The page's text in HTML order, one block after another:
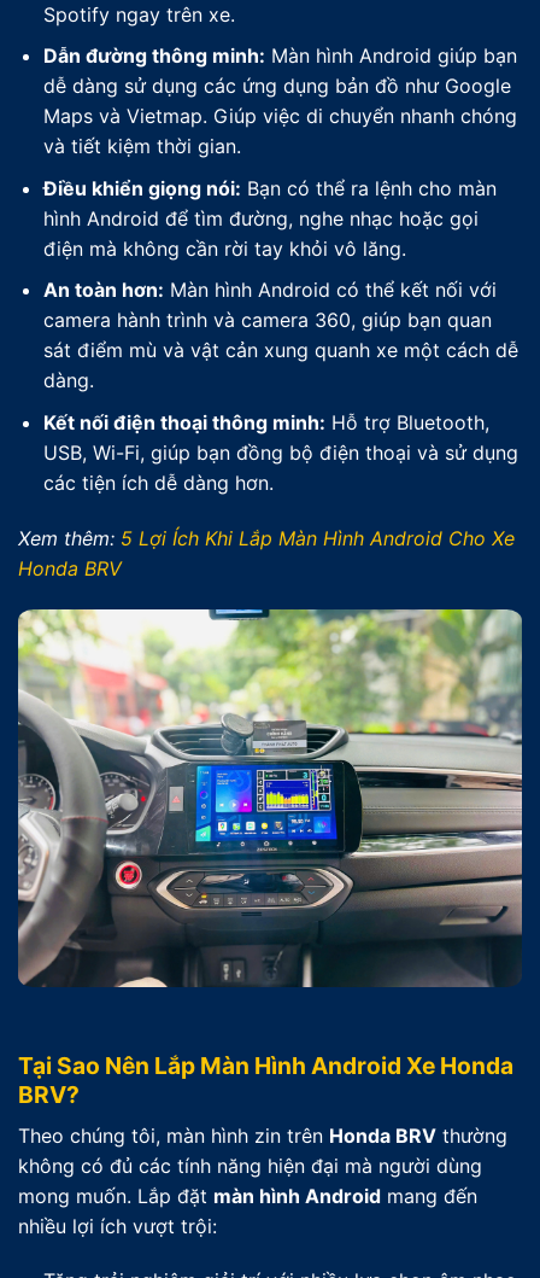
Spotify ngay trên xe.
Dẫn đường thông minh: Màn hình Android giúp bạn
dễ dàng sử dụng các ứng dụng bản đồ như Google
Maps và Vietmap. Giúp việc di chuyển nhanh chóng
và tiết kiệm thời gian.
Điều khiển giọng nói: Bạn có thể ra lệnh cho màn
hình Android để tìm đường, nghe nhạc hoặc gọi
điện mà không cần rời tay khỏi vô lăng.
An toàn hơn: Màn hình Android có thể kết nối với
camera hành trình và camera 360, giúp bạn quan
sát điểm mù và vật cản xung quanh xe một cách dễ
dàng.
Kết nối điện thoại thông minh: Hỗ trợ Bluetooth,
USB, Wi-Fi, giúp bạn đồng bộ điện thoại và sử dụng
các tiện ích dễ dàng hơn.
Xem thêm: 5 Lợi Ích Khi Lắp Màn Hình Android Cho Xe
Honda BRV
Tại Sao Nên Lắp Màn Hình Android Xe Honda
BRV?
Theo chúng tôi, màn hình zin trên Honda BRV thường
không có đủ các tính năng hiện đại mà người dùng
mong muốn. Lắp đặt màn hình Android mang đến
nhiều lợi ích vượt trội: